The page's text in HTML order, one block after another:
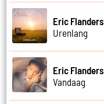
Eric Flanders
Urenlang
Eric Flanders
Vandaag